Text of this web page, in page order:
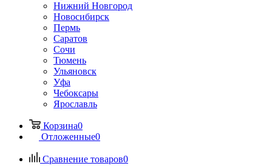
Нижний Новгород
Новосибирск
Пермь
Саратов
Сочи
Тюмень
Ульяновск
Уфа
Чебоксары
Ярославль
Корзина0
Отложенные0
Сравнение товаров0